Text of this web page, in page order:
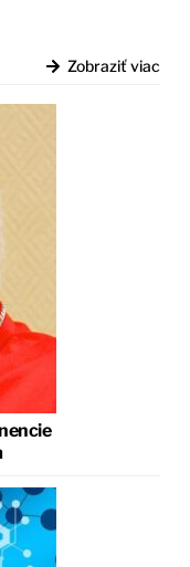
Zobraziť viac